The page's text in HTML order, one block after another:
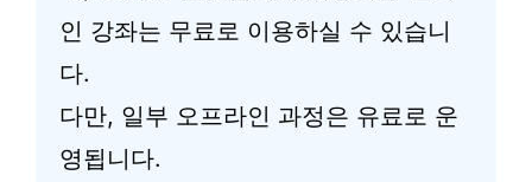
인 강좌는 무료로 이용하실 수 있습니
다.
다만, 일부 오프라인 과정은 유료로 운
영됩니다.